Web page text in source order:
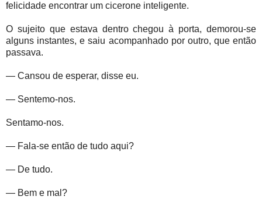
felicidade encontrar um cicerone inteligente.
O sujeito que estava dentro chegou à porta, demorou-se
alguns instantes, e saiu acompanhado por outro, que então
passava.
— Cansou de esperar, disse eu.
— Sentemo-nos.
Sentamo-nos.
— Fala-se então de tudo aqui?
— De tudo.
— Bem e mal?